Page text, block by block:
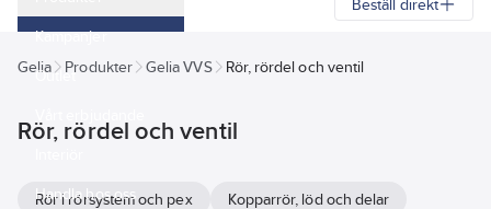
Kampanjer
Outlet
Handla hos oss
Beställ direkt
Gelia Produkter Gelia VVS Rör, rördel och ventil
Rör, rördel och ventil
Rör i rörsystem och pex
Kopparrör, löd och delar